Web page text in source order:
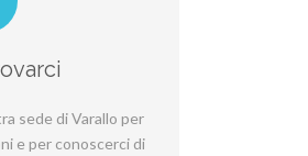
sede di Varallo per
e per conoscerci di